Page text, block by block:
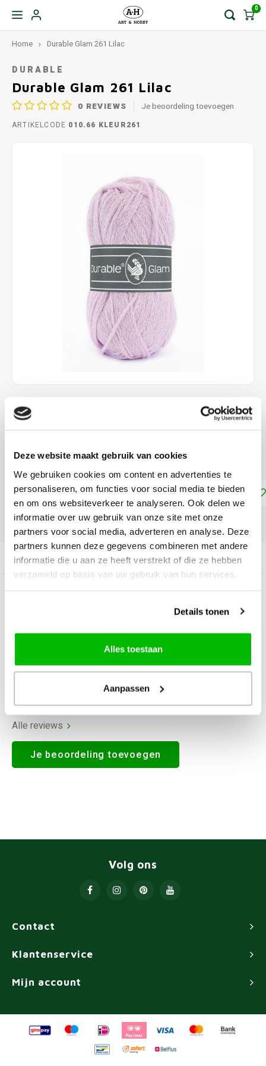
Deze website maakt gebruik van cookies
We gebruiken cookies om content en advertenties te
personaliseren, om functies voor social media te bieden
en om ons websiteverkeer te analyseren. Ook delen we
informatie over uw gebruik van onze site met onze
partners voor social media, adverteren en analyse. Deze
partners kunnen deze gegevens combineren met andere
informatie die u aan ze heeft verstrekt of die ze hebben
verzameld op basis van uw gebruik van hun services.
Details tonen
Alles toestaan
Aanpassen
0
Home Durable Glam 261 Lilac
DURABLE
Durable Glam 261 Lilac
0 REVIEWS Je beoordeling toevoegen
ARTIKELCODE 010.66 KLEUR261
€3,99
Katoen met lurex, pendikte 4.00 mmLees meer
Toevoegen aan winkelwagen
DELEN:
Productomschrijving
0Reviews
Alle reviews
Je beoordeling toevoegen
Contact
Volg ons
Klantenservice
Mijn account